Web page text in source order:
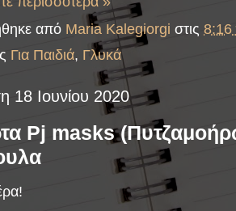
από Maria Kalegiorgi στις 8:16
Για Παιδιά, Γλυκά
18 Ιουνίου 2020
Pj masks